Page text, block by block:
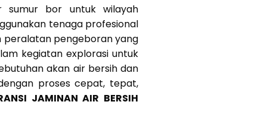
sumur bor untuk wilayah
tenaga profesional
peralatan pengeboran yang
kegiatan explorasi untuk
akan air bersih dan
proses cepat, tepat,
JAMINAN AIR BERSIH